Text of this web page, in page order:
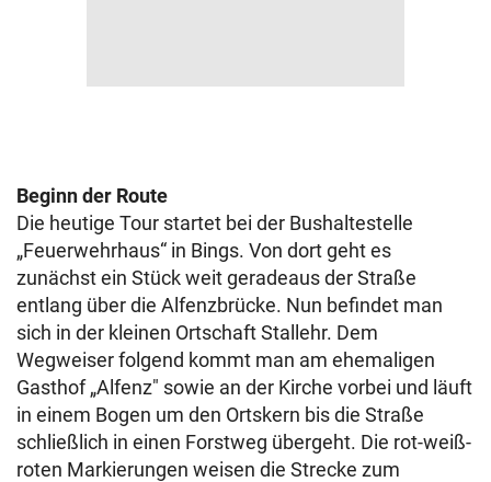
Beginn der Route
Die heutige Tour startet bei der Bushaltestelle
„Feuerwehrhaus“ in Bings. Von dort geht es
zunächst ein Stück weit geradeaus der Straße
entlang über die Alfenzbrücke. Nun befindet man
sich in der kleinen Ortschaft Stallehr. Dem
Wegweiser folgend kommt man am ehemaligen
Gasthof „Alfenz" sowie an der Kirche vorbei und läuft
in einem Bogen um den Ortskern bis die Straße
schließlich in einen Forstweg übergeht. Die rot-weiß-
roten Markierungen weisen die Strecke zum